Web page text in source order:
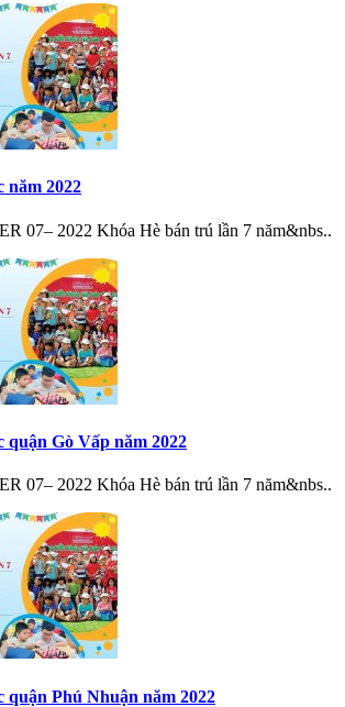
năm 2022
07– 2022 Khóa Hè bán trú lần 7 năm&nbs..
quận Gò Vấp năm 2022
07– 2022 Khóa Hè bán trú lần 7 năm&nbs..
quận Phú Nhuận năm 2022